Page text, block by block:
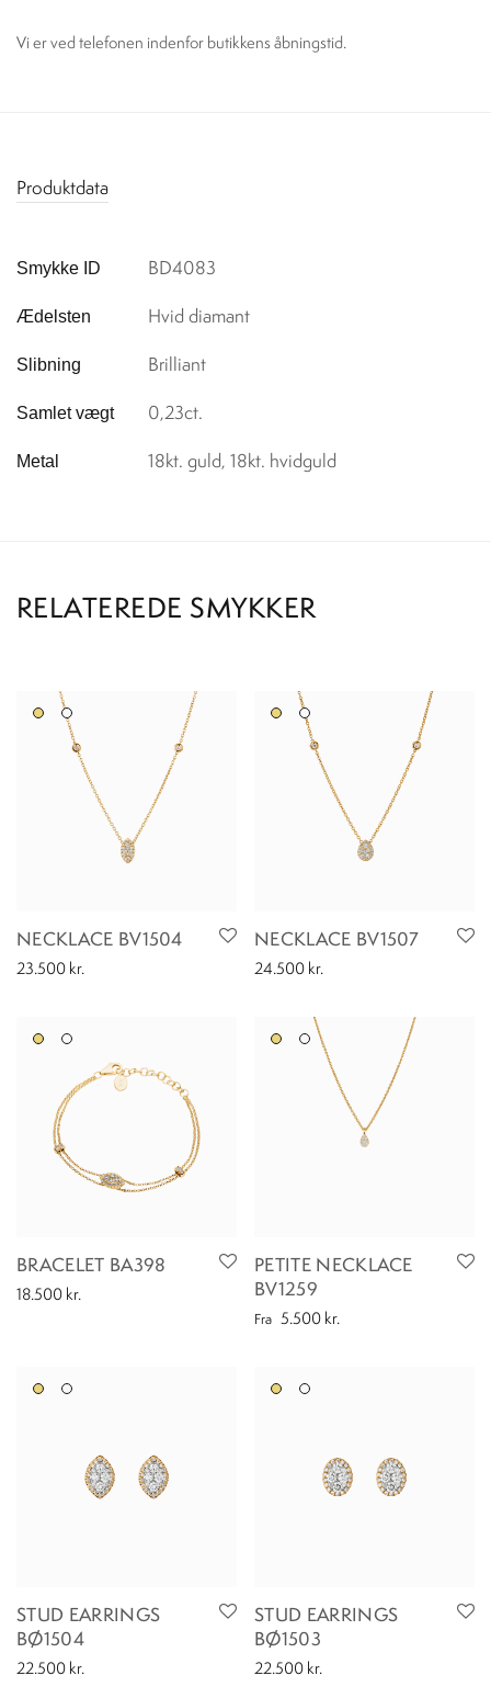
Vi er ved telefonen indenfor butikkens åbningstid.
Produktdata
Smykke ID BD4083
Ædelsten Hvid diamant
Slibning Brilliant
Samlet vægt 0,23ct.
Metal 18kt. guld, 18kt. hvidguld
NECKLACE BV1504
23.500 kr.
NECKLACE BV1507
24.500 kr.
BRACELET BA398
18.500 kr.
PETITE NECKLACE
BV1259
Fra 5.500 kr.
STUD EARRINGS
BØ1504
22.500 kr.
STUD EARRINGS
BØ1503
22.500 kr.